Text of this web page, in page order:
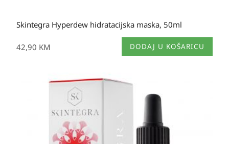
Skintegra Hyperdew hidratacijska maska, 50ml
42,90 KM DODAJ U KOŠARICU